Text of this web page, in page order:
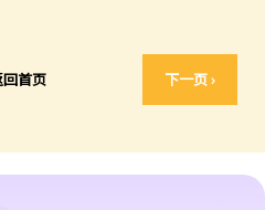
首页 下一页 ›
信贷提供者不得向信贷资料服务机构